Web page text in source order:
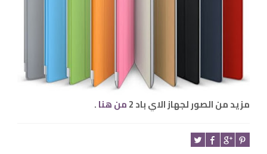
مزيد من الصور لجهاز الاي باد 2 من هنا.